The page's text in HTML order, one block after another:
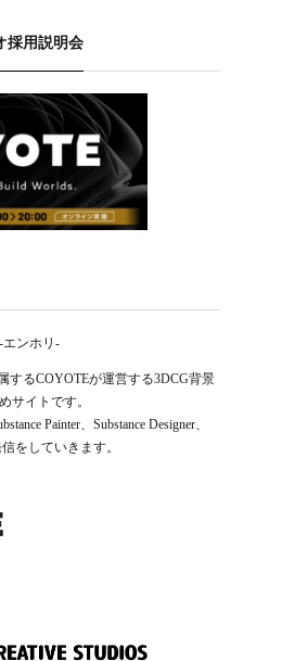
採用説明会
ンホリ-
するCOYOTEが運営する3DCG背景
サイトです。
Painter、Substance Designer、
をしていきます。